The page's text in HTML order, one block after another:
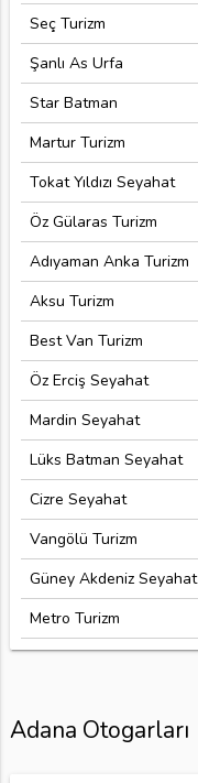
Seç Turizm
Şanlı As Urfa
Star Batman
Martur Turizm
Tokat Yıldızı Seyahat
Öz Gülaras Turizm
Adıyaman Anka Turizm
Aksu Turizm
Best Van Turizm
Öz Erciş Seyahat
Mardin Seyahat
Lüks Batman Seyahat
Cizre Seyahat
Vangölü Turizm
Güney Akdeniz Seyahat
Metro Turizm
Adana Otogarları